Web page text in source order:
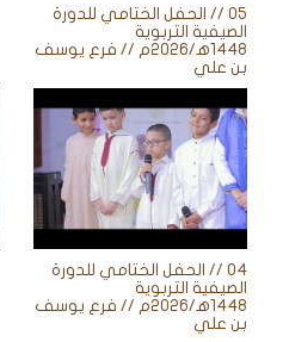
05 // الحفل الختامي للدورة
الصيفية التربوية
1448ه‍/2026م // فرع يوسف
بن علي
04 // الحفل الختامي للدورة
الصيفية التربوية
1448ه‍/2026م // فرع يوسف
بن علي